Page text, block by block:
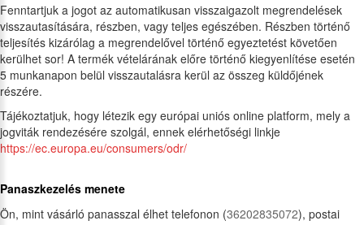
Fenntartjuk a jogot az automatikusan visszaigazolt megrendelések
visszautasítására, részben, vagy teljes egészében. Részben történő
teljesítés kizárólag a megrendelővel történő egyeztetést követően
kerülhet sor! A termék vételárának előre történő kiegyenlítése esetén
5 munkanapon belül visszautalásra kerül az összeg küldőjének
részére.
Tájékoztatjuk, hogy létezik egy európai uniós online platform, mely a
jogviták rendezésére szolgál, ennek elérhetőségi linkje
https://ec.europa.eu/consumers/odr/
Panaszkezelés menete
Ön, mint vásárló panasszal élhet telefonon (36202835072), postai